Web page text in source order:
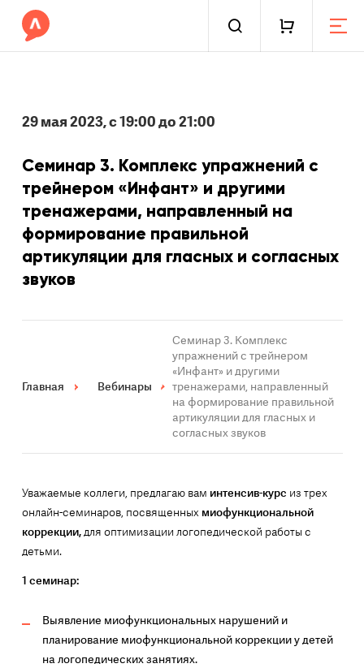
29 мая 2023, с 19:00 до 21:00
Семинар 3. Комплекс упражнений с
трейнером «Инфант» и другими
тренажерами, направленный на
формирование правильной
артикуляции для гласных и согласных
звуков
Главная Вебинары
Семинар 3. Комплекс
упражнений с трейнером
«Инфант» и другими
тренажерами, направленный
на формирование правильной
артикуляции для гласных и
согласных звуков
Уважаемые коллеги, предлагаю вам интенсив-курс из трех
онлайн-семинаров, посвященных миофункциональной
коррекции,для оптимизации логопедической работы с
детьми.
1 семинар:
Выявление миофункциональных нарушений и
планирование миофункциональной коррекции у детей
на логопедических занятиях.